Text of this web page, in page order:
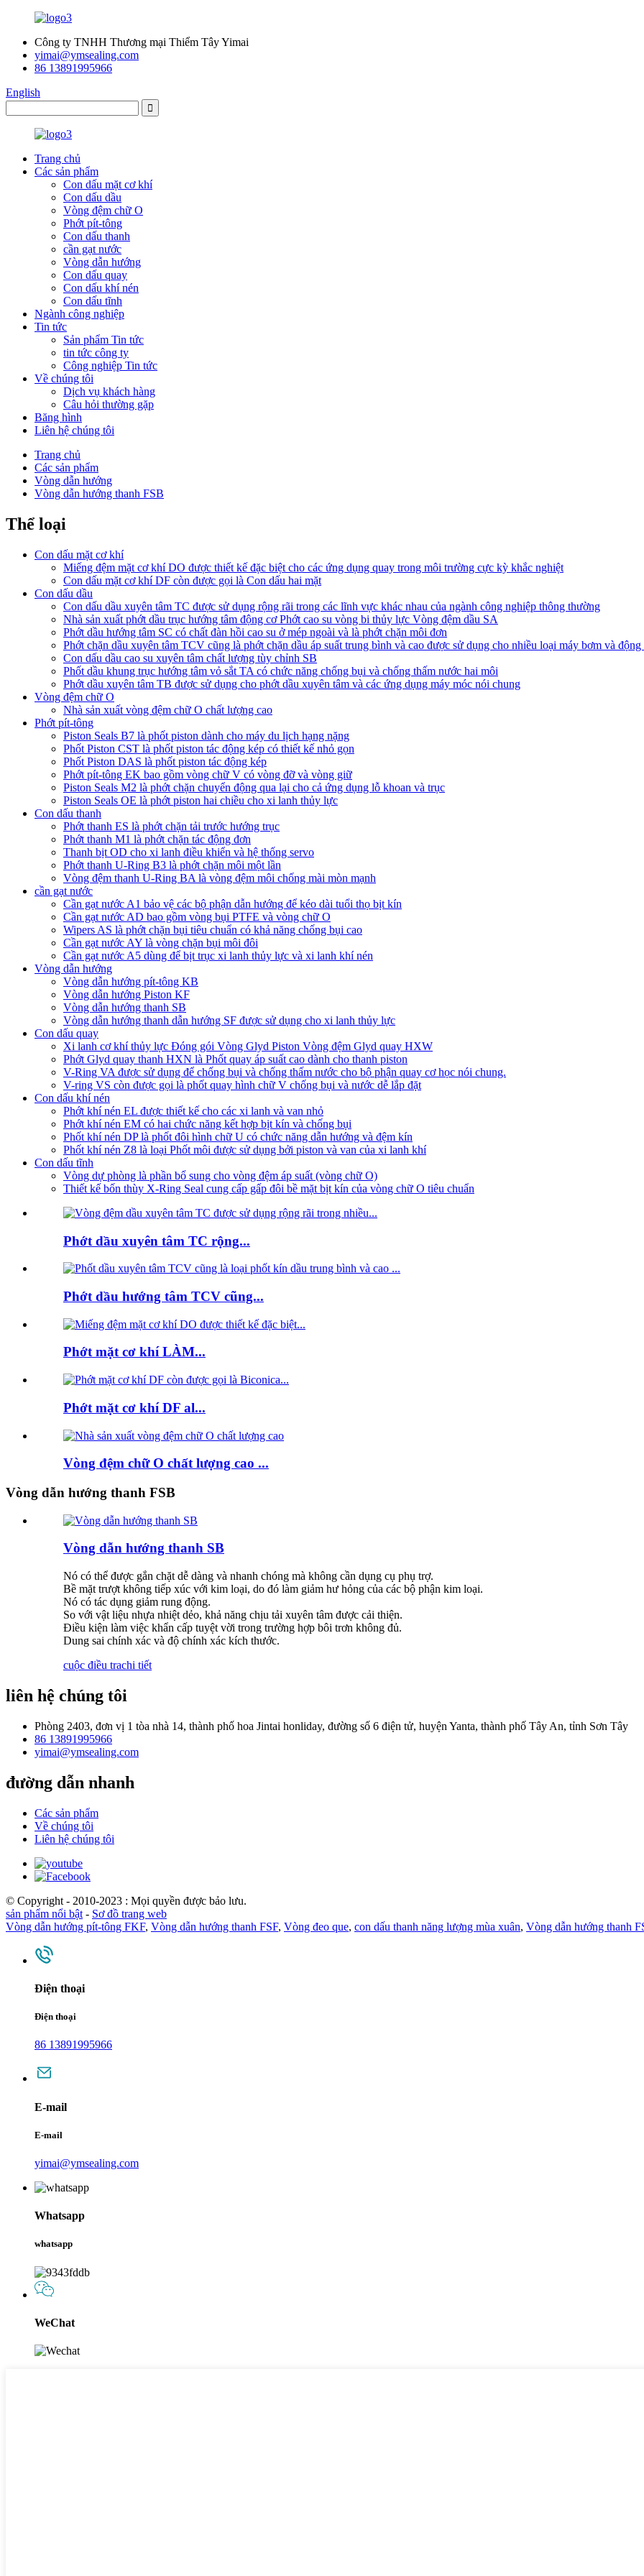
Công ty TNHH Thương mại Thiểm Tây Yimai
yimai@ymsealing.com
86 13891995966
English
Trang chủ
Các sản phẩm
Con dấu mặt cơ khí
Con dấu dầu
Vòng đệm chữ O
Phớt pít-tông
Con dấu thanh
cần gạt nước
Vòng dẫn hướng
Con dấu quay
Con dấu khí nén
Con dấu tĩnh
Ngành công nghiệp
Tin tức
Sản phẩm Tin tức
tin tức công ty
Công nghiệp Tin tức
Về chúng tôi
Dịch vụ khách hàng
Câu hỏi thường gặp
Băng hình
Liên hệ chúng tôi
Trang chủ
Các sản phẩm
Vòng dẫn hướng
Vòng dẫn hướng thanh FSB
Thể loại
Con dấu mặt cơ khí
Miếng đệm mặt cơ khí DO được thiết kế đặc biệt cho các ứng dụng quay trong môi trường cực kỳ khắc nghiệt
Con dấu mặt cơ khí DF còn được gọi là Con dấu hai mặt
Con dấu dầu
Con dấu dầu xuyên tâm TC được sử dụng rộng rãi trong các lĩnh vực khác nhau của ngành công nghiệp thông thường
Nhà sản xuất phớt dầu trục hướng tâm động cơ Phớt cao su vòng bi thủy lực Vòng đệm dầu SA
Phớt dầu hướng tâm SC có chất đàn hồi cao su ở mép ngoài và là phớt chặn môi đơn
Phớt chặn dầu xuyên tâm TCV cũng là phớt chặn dầu áp suất trung bình và cao được sử dụng cho nhiều loại máy bơm và
Con dấu dầu cao su xuyên tâm chất lượng tùy chỉnh SB
Phốt dầu khung trục hướng tâm vỏ sắt TA có chức năng chống bụi và chống thấm nước hai môi
Phớt dầu xuyên tâm TB được sử dụng cho phớt dầu xuyên tâm và các ứng dụng máy móc nói chung
Vòng đệm chữ O
Nhà sản xuất vòng đệm chữ O chất lượng cao
Phớt pít-tông
Piston Seals B7 là phốt piston dành cho máy du lịch hạng nặng
Phốt Piston CST là phốt piston tác động kép có thiết kế nhỏ gọn
Phốt Piston DAS là phốt piston tác động kép
Phớt pít-tông EK bao gồm vòng chữ V có vòng đỡ và vòng giữ
Piston Seals M2 là phớt chặn chuyển động qua lại cho cả ứng dụng lỗ khoan và trục
Piston Seals OE là phớt piston hai chiều cho xi lanh thủy lực
Con dấu thanh
Phớt thanh ES là phớt chặn tải trước hướng trục
Phớt thanh M1 là phớt chặn tác động đơn
Thanh bịt OD cho xi lanh điều khiển và hệ thống servo
Phớt thanh U-Ring B3 là phớt chặn môi một lần
Vòng đệm thanh U-Ring BA là vòng đệm môi chống mài mòn mạnh
cần gạt nước
Cần gạt nước A1 bảo vệ các bộ phận dẫn hướng để kéo dài tuổi thọ bịt kín
Cần gạt nước AD bao gồm vòng bụi PTFE và vòng chữ O
Wipers AS là phớt chặn bụi tiêu chuẩn có khả năng chống bụi cao
Cần gạt nước AY là vòng chặn bụi môi đôi
Cần gạt nước A5 dùng để bịt trục xi lanh thủy lực và xi lanh khí nén
Vòng dẫn hướng
Vòng dẫn hướng pít-tông KB
Vòng dẫn hướng Piston KF
Vòng dẫn hướng thanh SB
Vòng dẫn hướng thanh dẫn hướng SF được sử dụng cho xi lanh thủy lực
Con dấu quay
Xi lanh cơ khí thủy lực Đóng gói Vòng Glyd Piston Vòng đệm Glyd quay HXW
Phớt Glyd quay thanh HXN là Phốt quay áp suất cao dành cho thanh piston
V-Ring VA được sử dụng để chống bụi và chống thấm nước cho bộ phận quay cơ học nói chung.
V-ring VS còn được gọi là phốt quay hình chữ V chống bụi và nước dễ lắp đặt
Con dấu khí nén
Phớt khí nén EL được thiết kế cho các xi lanh và van nhỏ
Phớt khí nén EM có hai chức năng kết hợp bịt kín và chống bụi
Phốt khí nén DP là phốt đôi hình chữ U có chức năng dẫn hướng và đệm kín
Phốt khí nén Z8 là loại Phốt môi được sử dụng bởi piston và van của xi lanh khí
Con dấu tĩnh
Vòng dự phòng là phần bổ sung cho vòng đệm áp suất (vòng chữ O)
Thiết kế bốn thùy X-Ring Seal cung cấp gấp đôi bề mặt bịt kín của vòng chữ O tiêu chuẩn
Phớt dầu xuyên tâm TC rộng...
Phớt dầu hướng tâm TCV cũng...
Phớt mặt cơ khí LÀM...
Phớt mặt cơ khí DF al...
Vòng đệm chữ O chất lượng cao ...
Vòng dẫn hướng thanh FSB
Vòng dẫn hướng thanh SB
Nó có thể được gắn chặt dễ dàng và nhanh chóng mà không cần dụng cụ phụ trợ.
Bề mặt trượt không tiếp xúc với kim loại, do đó làm giảm hư hỏng của các bộ phận kim loại.
Nó có tác dụng giảm rung động.
So với vật liệu nhựa nhiệt dẻo, khả năng chịu tải xuyên tâm được cải thiện.
Điều kiện làm việc khẩn cấp tuyệt vời trong trường hợp bôi trơn không đủ.
Dung sai chính xác và độ chính xác kích thước.
cuộc điều trachi tiết
liên hệ chúng tôi
Phòng 2403, đơn vị 1 tòa nhà 14, thành phố hoa Jintai honliday, đường số 6 điện tử, huyện Yanta, thành phố Tây An, tỉnh Sơn Tây
86 13891995966
yimai@ymsealing.com
đường dẫn nhanh
Các sản phẩm
Về chúng tôi
Liên hệ chúng tôi
© Copyright - 2010-2023 : Mọi quyền được bảo lưu.
sản phẩm nổi bật - Sơ đồ trang web
Vòng dẫn hướng pít-tông FKF, Vòng dẫn hướng thanh FSF, Vòng đeo que, con dấu thanh năng lượng mùa xuân, Vòng dẫn hướng thanh
Điện thoại
Điện thoại
86 13891995966
E-mail
E-mail
yimai@ymsealing.com
Whatsapp
whatsapp
WeChat